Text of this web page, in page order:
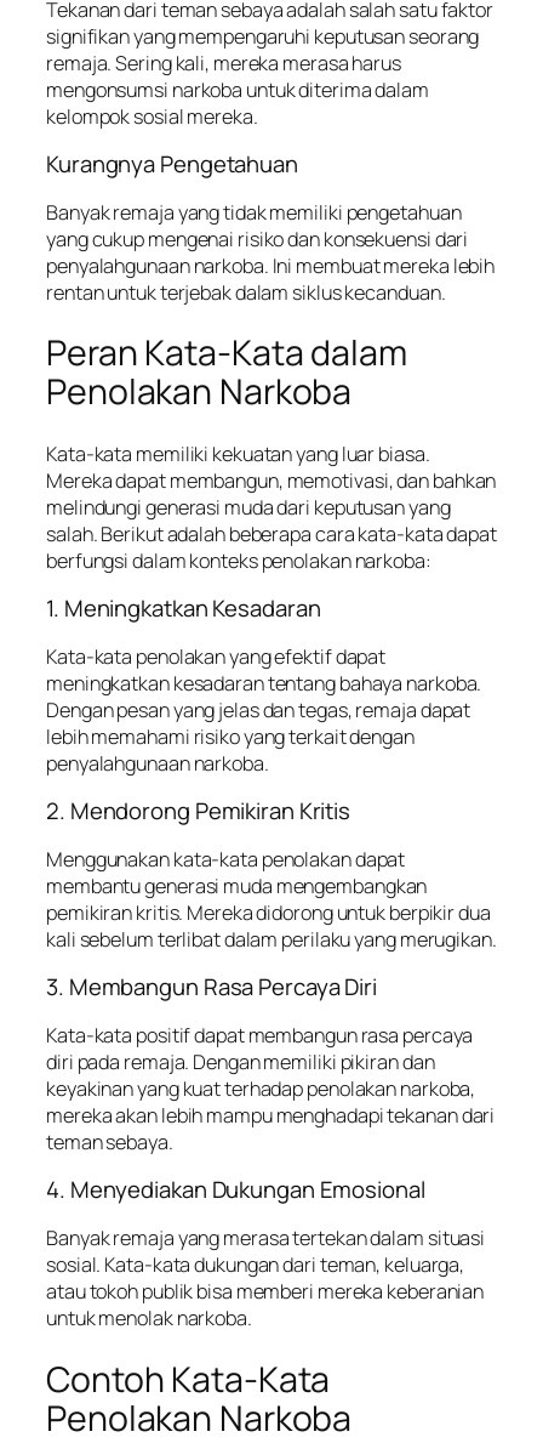
Tekanan dari teman sebaya adalah salah satu faktor
signifikan yang mempengaruhi keputusan seorang
remaja. Sering kali, mereka merasa harus
mengonsumsi narkoba untuk diterima dalam
kelompok sosial mereka.
Kurangnya Pengetahuan
Banyak remaja yang tidak memiliki pengetahuan
yang cukup mengenai risiko dan konsekuensi dari
penyalahgunaan narkoba. Ini membuat mereka lebih
rentan untuk terjebak dalam siklus kecanduan.
Peran Kata-Kata dalam
Penolakan Narkoba
Kata-kata memiliki kekuatan yang luar biasa.
Mereka dapat membangun, memotivasi, dan bahkan
melindungi generasi muda dari keputusan yang
salah. Berikut adalah beberapa cara kata-kata dapat
berfungsi dalam konteks penolakan narkoba:
1. Meningkatkan Kesadaran
Kata-kata penolakan yang efektif dapat
meningkatkan kesadaran tentang bahaya narkoba.
Dengan pesan yang jelas dan tegas, remaja dapat
lebih memahami risiko yang terkait dengan
penyalahgunaan narkoba.
2. Mendorong Pemikiran Kritis
Menggunakan kata-kata penolakan dapat
membantu generasi muda mengembangkan
pemikiran kritis. Mereka didorong untuk berpikir dua
kali sebelum terlibat dalam perilaku yang merugikan.
3. Membangun Rasa Percaya Diri
Kata-kata positif dapat membangun rasa percaya
diri pada remaja. Dengan memiliki pikiran dan
keyakinan yang kuat terhadap penolakan narkoba,
mereka akan lebih mampu menghadapi tekanan dari
teman sebaya.
4. Menyediakan Dukungan Emosional
Banyak remaja yang merasa tertekan dalam situasi
sosial. Kata-kata dukungan dari teman, keluarga,
atau tokoh publik bisa memberi mereka keberanian
untuk menolak narkoba.
Contoh Kata-Kata
Penolakan Narkoba